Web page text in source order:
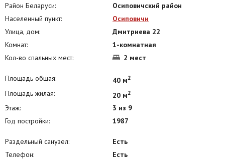
Район Беларуси:
Осиповичский район
Населенный пункт:
Осиповичи
Улица, дом:
Дмитриева 22
Комнат:
1-комнатная
Кол-во спальных мест:
2 мест
Площадь общая: 40 м2
Площадь жилая: 20 м2
Этаж:
3 из 9
Год постройки:
1987
Раздельный санузел:
Есть
Телефон:
Есть